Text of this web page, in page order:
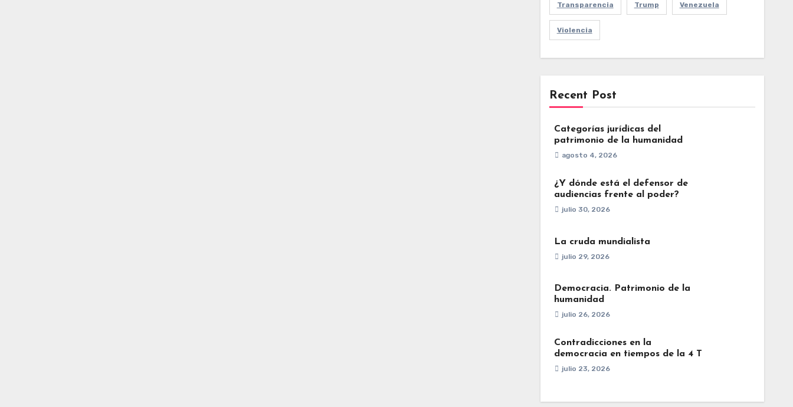
Transparencia Trump Venezuela
Violencia
Recent Post
Categorías jurídicas del
patrimonio de la humanidad
agosto 4, 2026
¿Y dónde está el defensor de
audiencias frente al poder?
julio 30, 2026
La cruda mundialista
julio 29, 2026
Democracia. Patrimonio de la
humanidad
julio 26, 2026
Contradicciones en la
democracia en tiempos de la 4 T
julio 23, 2026